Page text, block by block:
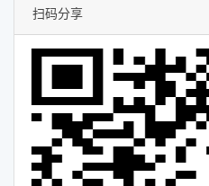
扫码分享